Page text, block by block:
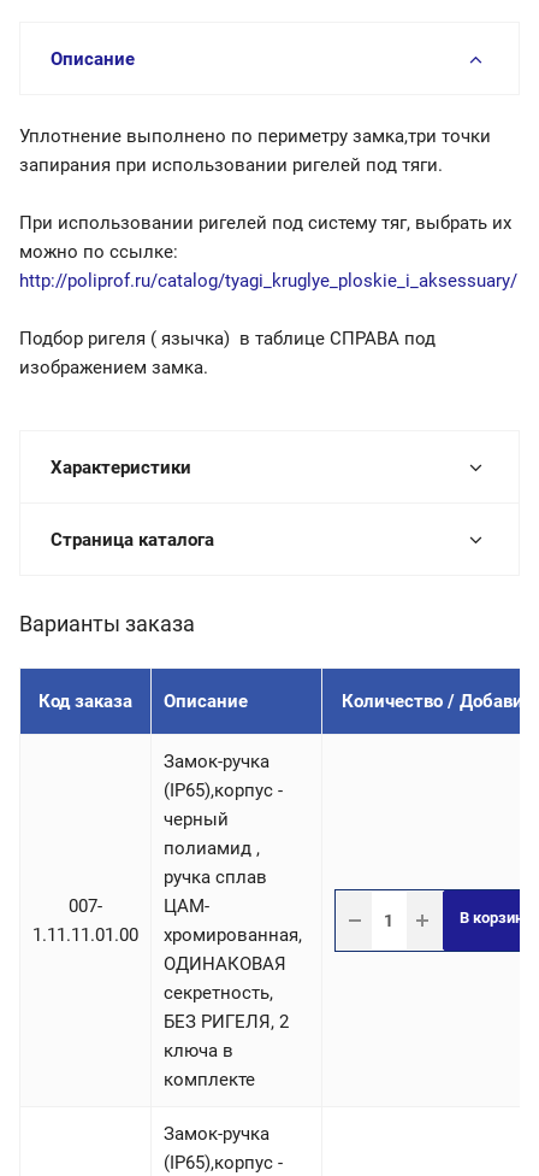
Описание
Уплотнение выполнено по периметру замка,три точки
запирания при использовании ригелей под тяги.
При использовании ригелей под систему тяг, выбрать их
можно по ссылке:
http://poliprof.ru/catalog/tyagi_kruglye_ploskie_i_aksessuary/
Подбор ригеля ( язычка) в таблице СПРАВА под
изображением замка.
Характеристики
Страница каталога
Варианты заказа
Код заказа Описание Количество /
007-
1.11.11.01.00
Замок-ручка
(IP65),корпус -
черный
полиамид ,
ручка сплав
ЦАМ-
хромированная,
ОДИНАКОВАЯ
секретность,
БЕЗ РИГЕЛЯ, 2
ключа в
комплекте
В корзину
Замок-ручка
(IP65),корпус -